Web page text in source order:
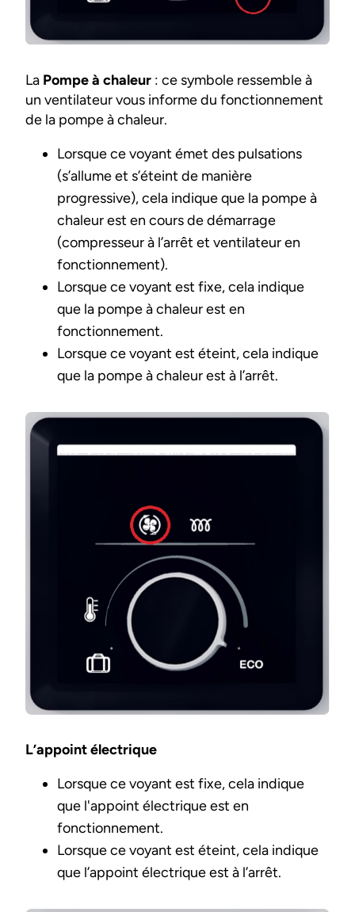
La Pompe à chaleur : ce symbole ressemble à
un ventilateur vous informe du fonctionnement
de la pompe à chaleur.
Lorsque ce voyant émet des pulsations
(s’allume et s’éteint de manière
progressive), cela indique que la pompe à
chaleur est en cours de démarrage
(compresseur à l’arrêt et ventilateur en
fonctionnement).
Lorsque ce voyant est fixe, cela indique
que la pompe à chaleur est en
fonctionnement.
Lorsque ce voyant est éteint, cela indique
que la pompe à chaleur est à l’arrêt.
L’appoint électrique
Lorsque ce voyant est fixe, cela indique
que l'appoint électrique est en
fonctionnement.
Lorsque ce voyant est éteint, cela indique
que l’appoint électrique est à l’arrêt.